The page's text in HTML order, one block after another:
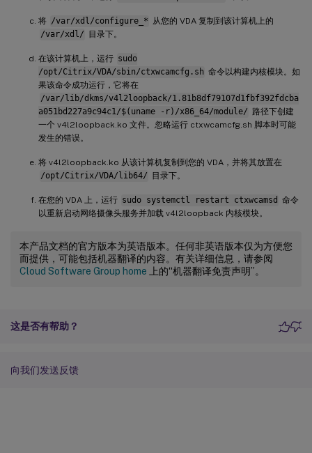
将 /var/xdl/configure_* 从您的 VDA 复制到该计算机上的
/var/xdl/
目录下。
在该计算机上，运行 sudo
/opt/Citrix/VDA/sbin/ctxwcamcfg.sh 命令以构建内核模块。如
果该命令成功运行，它将在
/var/lib/dkms/v4l2loopback/1.81b8df79107d1fbf392fdcba
a051bd227a9c94c1/$(uname -r)/x86_64/module/ 路径下创建
一个 v4l2loopback.ko 文件。忽略运行 ctxwcamcfg.sh 脚本时可能
发生的错误。
将 v4l2loopback.ko 从该计算机复制到您的 VDA，并将其放置在
/opt/Citrix/VDA/lib64/
目录下。
在您的 VDA 上，运行 sudo systemctl restart ctxwcamsd 命令
以重新启动网络摄像头服务并加载 v4l2loopback 内核模块。
本产品文档的官方版本为英语版本。任何非英语版本仅为方便您
而提供，可能包括机器翻译的内容。有关详细信息，请参阅
Cloud Software Group home 上的“机器翻译免责声明”。
这是否有帮助？
向我们发送反馈